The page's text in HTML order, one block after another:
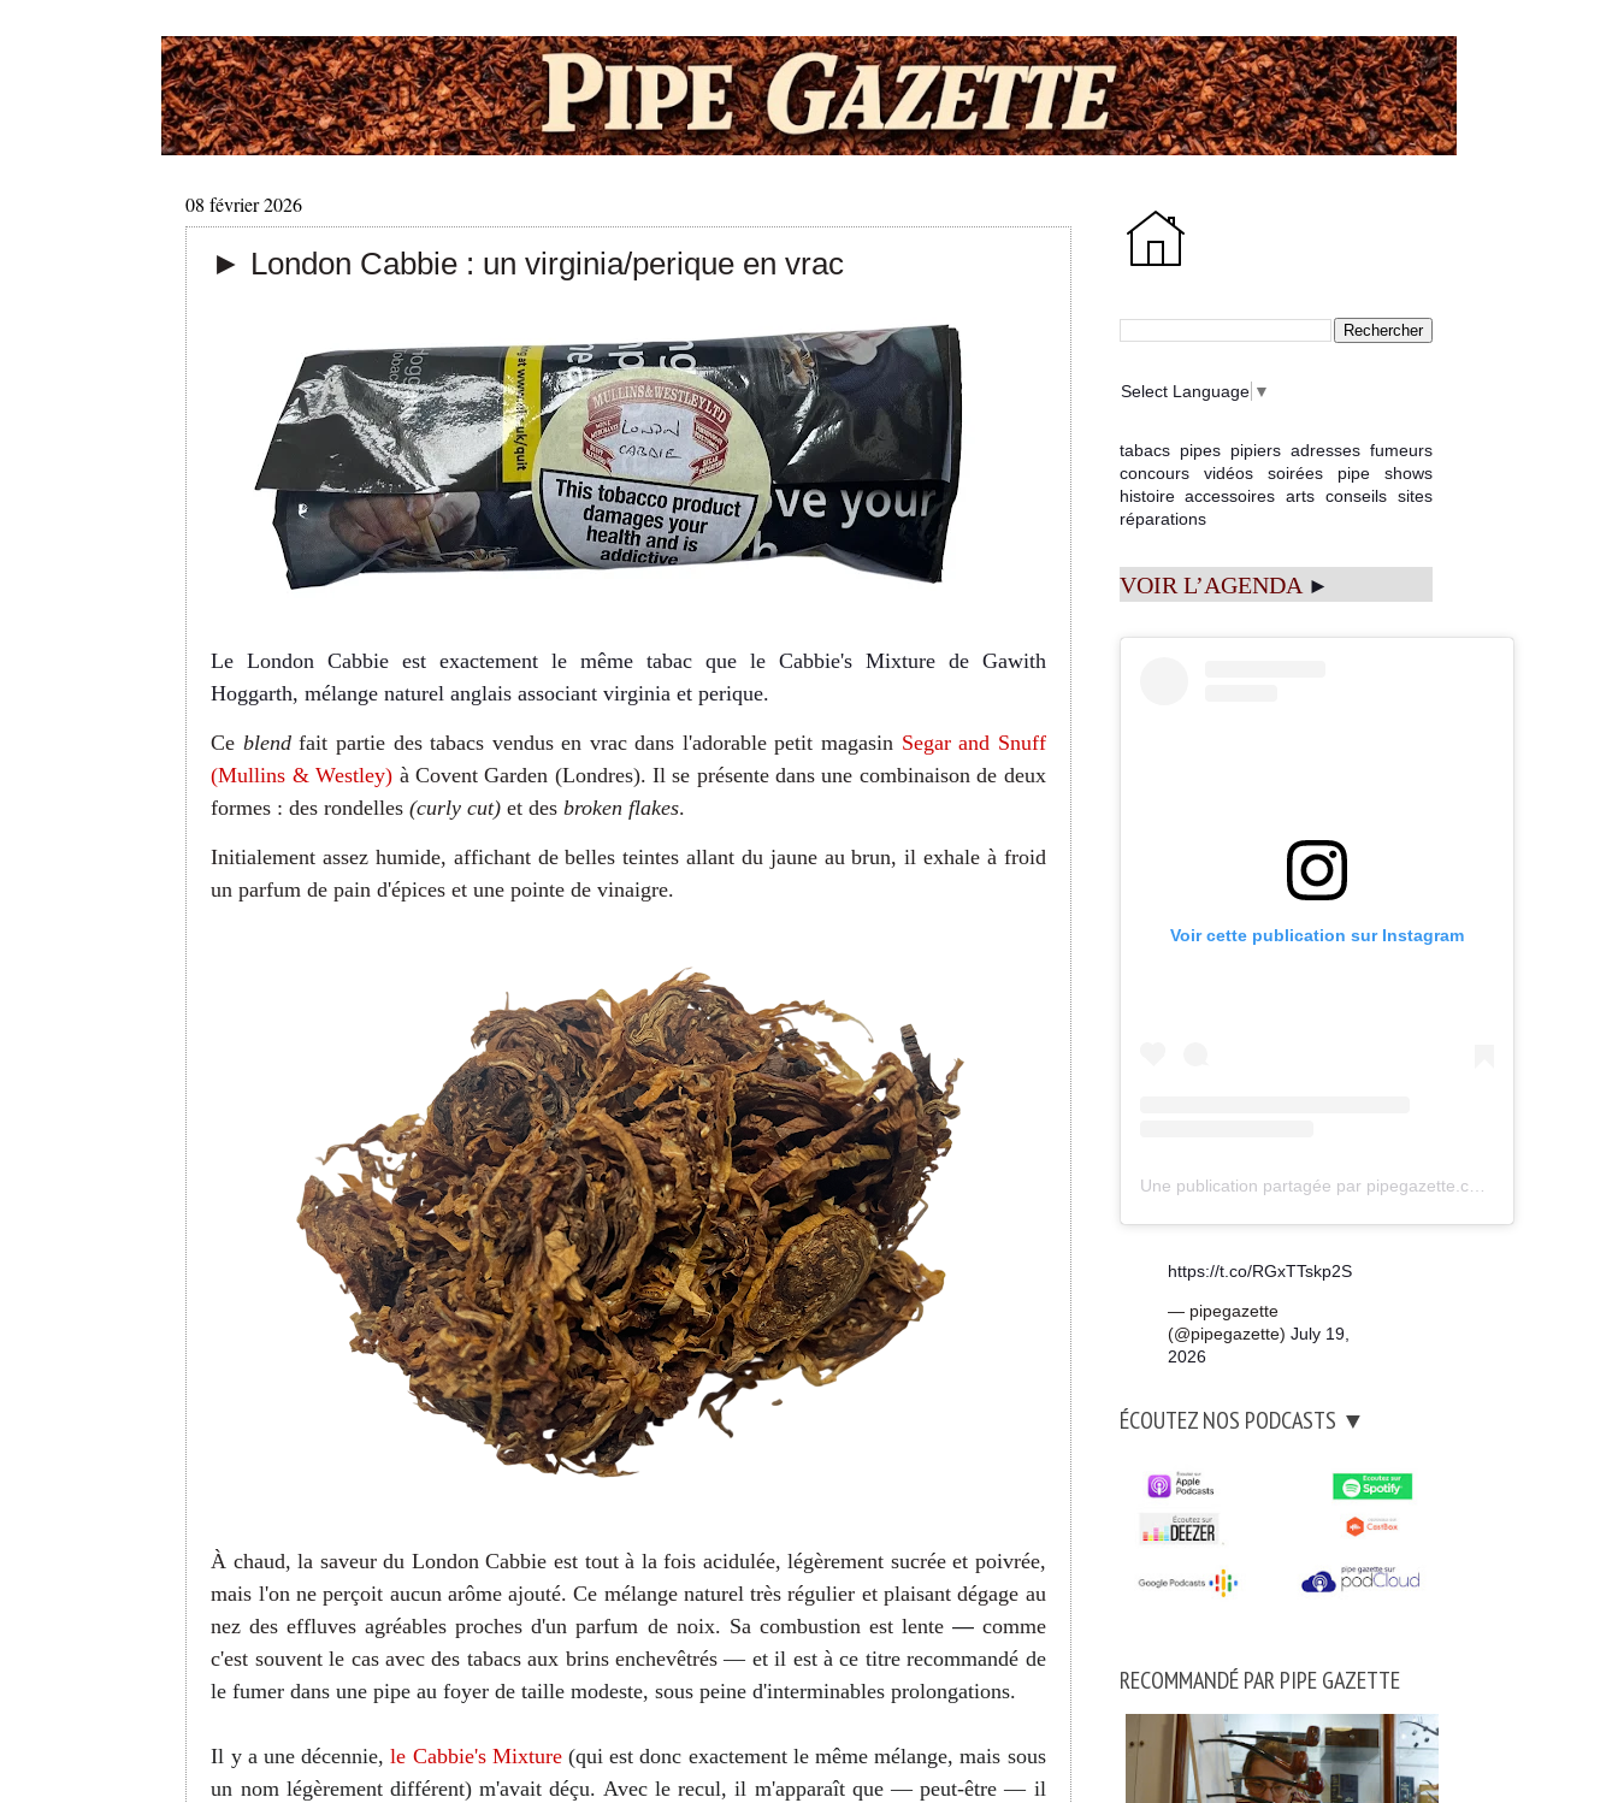
08 février 2026
► London Cabbie : un virginia/perique en vrac
Le London Cabbie est exactement le même tabac que le Cabbie's Mixture de Gawith
Hoggarth, mélange naturel anglais associant virginia et perique.
Ce blendfait partie des tabacs vendus en vrac dans l'adorable petit magasin Segar and Snuff
(Mullins & Westley) à Covent Garden (Londres). Il se présente dans une combinaison de deux
formes : des rondelles(curly cut) et desbroken flakes.
Initialement assez humide, affichant de belles teintes allant du jaune au brun, il exhale à froid
un parfum de pain d'épices et une pointe de vinaigre.
À chaud, la saveur du London Cabbie est tout à la fois acidulée, légèrement sucrée et poivrée,
mais l'on ne perçoit aucun arôme ajouté. Ce mélange naturel très régulier et plaisant dégage au
nez des effluves agréables proches d'un parfum de noix. Sa combustion est lente — comme
c'est souvent le cas avec des tabacs aux brins enchevêtrés— et il est à ce titre recommandé de
le fumer dans une pipe au foyer de taille modeste, sous peine d'interminables prolongations.
Il y a une décennie, le Cabbie's Mixture(qui est donc exactement le même mélange, mais sous
un nom légèrement différent) m'avait déçu. Avec le recul, il m'apparaît que— peut-être— il
Select Language ▼
tabacs pipes pipiers adresses fumeurs
concours
vidéos soirées
pipe shows
histoire accessoires arts conseils sites
réparations
VOIR L’AGENDA ►
Voir cette publication sur Instagram
Une publication partagée par pipegazette.com (@pipegazette)
https://t.co/RGxTTskp2S
— pipegazette
(@pipegazette) July 19,
2026
ÉCOUTEZ NOS PODCASTS ▼
RECOMMANDÉ PAR PIPE GAZETTE